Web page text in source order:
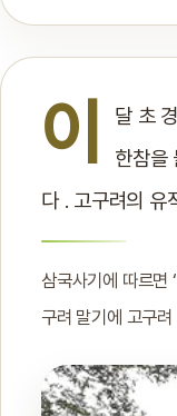
이
달 초
한참을
다 . 고구려의 유
삼국사기에 따르면
구려 말기에 고구